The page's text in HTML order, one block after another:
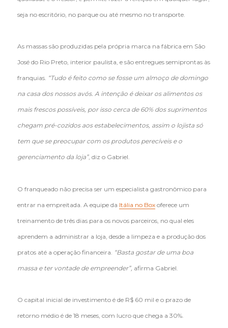
seja no escritório, no parque ou até mesmo no transporte.
As massas são produzidas pela própria marca na fábrica em São
José do Rio Preto, interior paulista, e são entregues semiprontas às
franquias. “Tudo é feito como se fosse um almoço de domingo
na casa dos nossos avós. A intenção é deixar os alimentos os
mais frescos possíveis, por isso cerca de 60% dos suprimentos
chegam pré-cozidos aos estabelecimentos, assim o lojista só
tem que se preocupar com os produtos perecíveis e o
gerenciamento da loja”, diz o Gabriel.
O franqueado não precisa ser um especialista gastronômico para
entrar na empreitada. A equipe da Itália no Box oferece um
treinamento de três dias para os novos parceiros, no qual eles
aprendem a administrar a loja, desde a limpeza e a produção dos
pratos até a operação financeira. “Basta gostar de uma boa
massa e ter vontade de empreender”, afirma Gabriel.
O capital inicial de investimento é de R$ 60 mil e o prazo de
retorno médio é de 18 meses, com lucro que chega a 30%.